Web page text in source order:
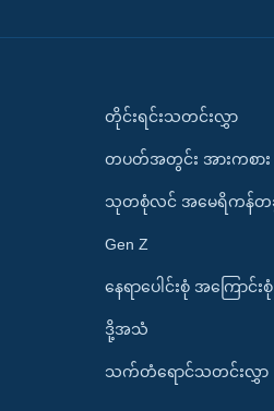
တိုင်းရင်းသတင်းလွှာ
တပတ်အတွင်း အားကစား
သုတစုံလင် အမေရိကန်တ
Gen Z
နေရာပေါင်းစုံ အကြောင်းစုံ
ဒို့အသံ
သက်တံရောင်သတင်းလွှာ